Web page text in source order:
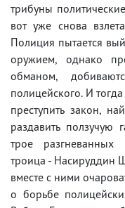
трибуны
вот уже снова
Полиция пытается
оружием, однако
обманом,
полицейского. И
преступить закон,
раздавить ползучую
трое разгневанных
троица -
вместе с ними
о борьбе